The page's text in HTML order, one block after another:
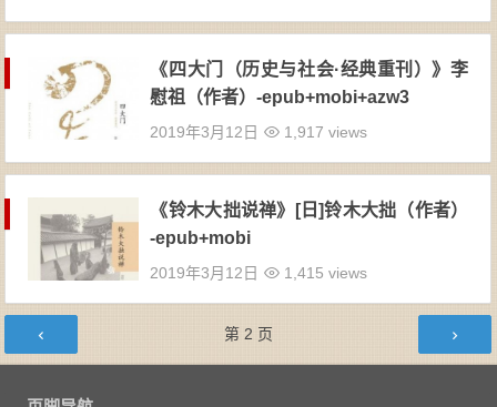
《四大门（历史与社会·经典重刊）》李
慰祖（作者）-epub+mobi+azw3
2019年3月12日 1,917 views
《铃木大拙说禅》[日]铃木大拙（作者）
-epub+mobi
2019年3月12日 1,415 views
文章导航 第 2 页